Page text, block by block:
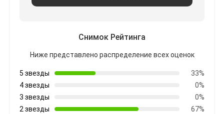
Снимок Рейтинга
Ниже представлено распределение всех оценок
5 звезды
33%
4 звезды
0%
3 звезды
0%
2 звезды
67%